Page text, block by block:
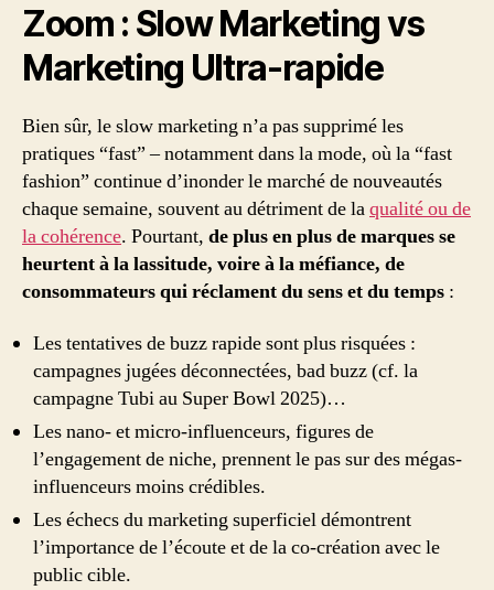
Zoom : Slow Marketing vs
Marketing Ultra-rapide
Bien sûr, le slow marketing n’a pas supprimé les
pratiques “fast” – notamment dans la mode, où la “fast
fashion” continue d’inonder le marché de nouveautés
chaque semaine, souvent au détriment de laqualité ou de
la cohérence. Pourtant, de plus en plus de marques se
heurtent à la lassitude, voire à la méfiance, de
consommateurs qui réclament du sens et du temps :
Les tentatives de buzz rapide sont plus risquées :
campagnes jugées déconnectées, bad buzz (cf. la
campagne Tubi au Super Bowl 2025)…
Les nano- et micro-influenceurs, figures de
l’engagement de niche, prennent le pas sur des mégas-
influenceurs moins crédibles.
Les échecs du marketing superficiel démontrent
l’importance de l’écoute et de la co-création avec le
public cible.